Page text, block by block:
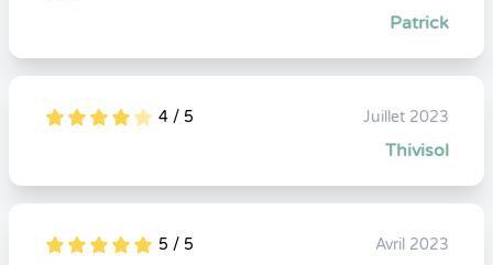
Patrick
5
1
4
0 4 / 5 Juillet 2023
Thivisol
5
1
5
0 5 / 5
Avril 2023